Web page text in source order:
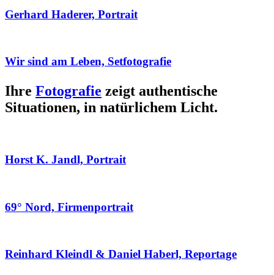
Gerhard Haderer, Portrait
Wir sind am Leben, Setfotografie
Ihre Fotografie zeigt authentische
Situationen, in natürlichem Licht.
Horst K. Jandl, Portrait
69° Nord, Firmenportrait
Reinhard Kleindl & Daniel Haberl, Reportage